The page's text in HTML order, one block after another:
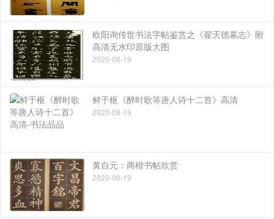
欧阳询传世书法字帖鉴赏之《翟天德墓志》附
高清无水印原版大图
2020-08-19
鲜于枢《醉时歌等唐人诗十二首》高清
2020-08-19
黄自元：两楷书帖欣赏
2020-08-19